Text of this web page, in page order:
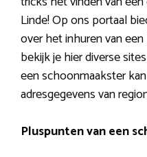
Linde! Op ons portaal
over het inhuren van
bekijk je hier diverse
een schoonmaakster
adresgegevens van
Pluspunten van een